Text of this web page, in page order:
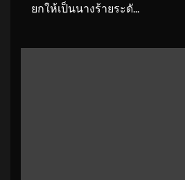
ยกให้เป็นนางร้ายระดั...